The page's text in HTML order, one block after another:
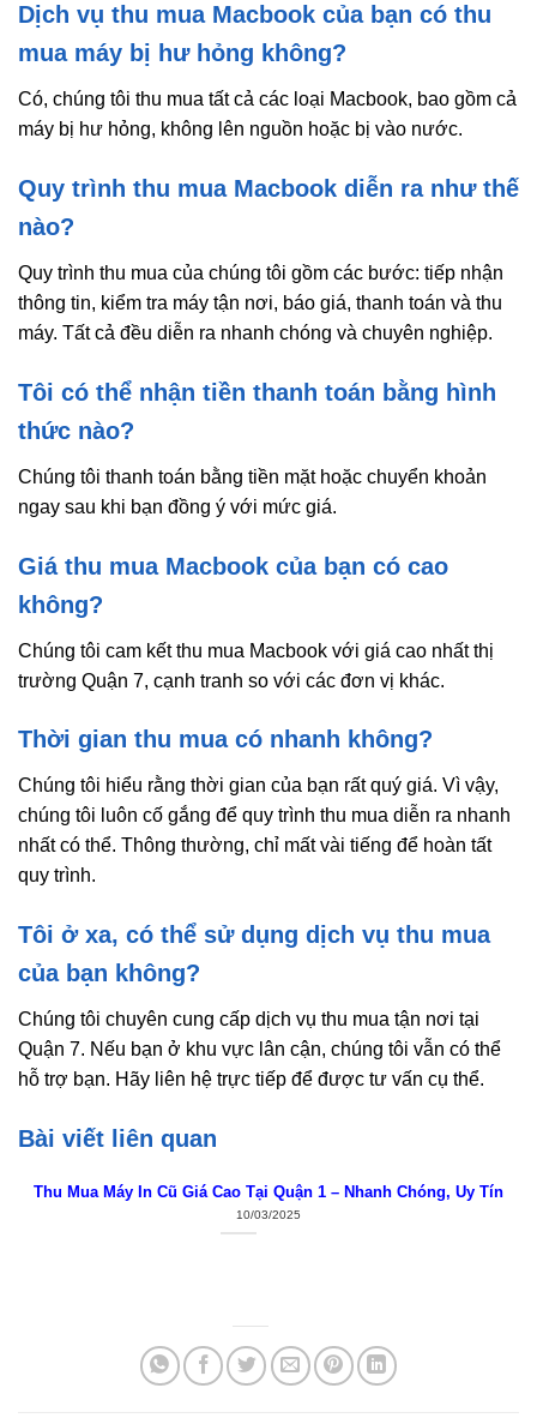
Dịch vụ thu mua Macbook của bạn có thu
mua máy bị hư hỏng không?
Có, chúng tôi thu mua tất cả các loại Macbook, bao gồm cả
máy bị hư hỏng, không lên nguồn hoặc bị vào nước.
Quy trình thu mua Macbook diễn ra như thế
nào?
Quy trình thu mua của chúng tôi gồm các bước: tiếp nhận
thông tin, kiểm tra máy tận nơi, báo giá, thanh toán và thu
máy. Tất cả đều diễn ra nhanh chóng và chuyên nghiệp.
Tôi có thể nhận tiền thanh toán bằng hình
thức nào?
Chúng tôi thanh toán bằng tiền mặt hoặc chuyển khoản
ngay sau khi bạn đồng ý với mức giá.
Giá thu mua Macbook của bạn có cao
không?
Chúng tôi cam kết thu mua Macbook với giá cao nhất thị
trường Quận 7, cạnh tranh so với các đơn vị khác.
Thời gian thu mua có nhanh không?
Chúng tôi hiểu rằng thời gian của bạn rất quý giá. Vì vậy,
chúng tôi luôn cố gắng để quy trình thu mua diễn ra nhanh
nhất có thể. Thông thường, chỉ mất vài tiếng để hoàn tất
quy trình.
Tôi ở xa, có thể sử dụng dịch vụ thu mua
của bạn không?
Chúng tôi chuyên cung cấp dịch vụ thu mua tận nơi tại
Quận 7. Nếu bạn ở khu vực lân cận, chúng tôi vẫn có thể
hỗ trợ bạn. Hãy liên hệ trực tiếp để được tư vấn cụ thể.
Bài viết liên quan
Thu Mua Máy In Cũ Giá Cao Tại Quận 1 – Nhanh Chóng, Uy Tín
10/03/2025